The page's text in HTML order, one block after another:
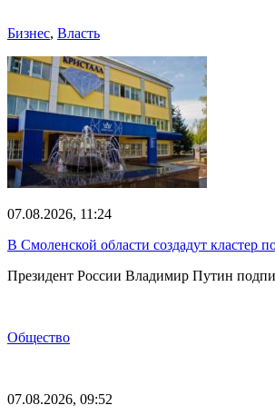
Бизнес, Власть
07.08.2026, 11:24
В Смоленской области создадут кластер
Президент России Владимир Путин
Общество
07.08.2026, 09:52